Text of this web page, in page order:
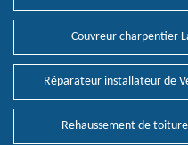
Couvreur charpentier
Réparateur installateur de
Rehaussement de